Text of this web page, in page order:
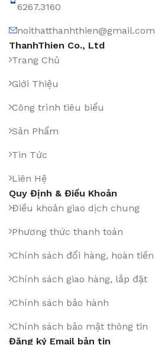
6267.3160
noithatthanhthien@gmail.com
ThanhThien Co., Ltd
Trang Chủ
Giới Thiệu
Công trình tiêu biểu
Sản Phẩm
Tin Tức
Liên Hệ
Quy Định & Điều Khoản
Điều khoản giao dịch chung
Phương thức thanh toán
Chính sách đổi hàng, hoàn tiền
Chính sách giao hàng, lắp đặt
Chính sách bảo hành
Chính sách bảo mật thông tin
Đăng ký Email bản tin